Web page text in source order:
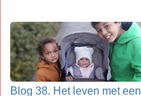
Blog 38. Het leven met een